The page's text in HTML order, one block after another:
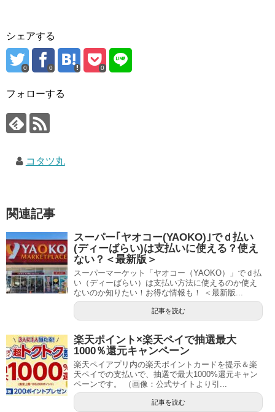
シェアする
0 0 0
フォローする
コタツ丸
関連記事
スーパー｢ヤオコー(YAOKO)｣でｄ払い
(ディーばらい)は支払いに使える？使え
ない？＜最新版＞
スーパーマーケット「ヤオコー（YAOKO）」でｄ払
い（ディーばらい）は支払い方法に使えるのか使え
ないのか知りたい！お得な情報も！ ＜最新版...
記事を読む
楽天ポイント×楽天ペイで抽選最大
1000％還元キャンペーン
楽天ペイアプリ内の楽天ポイントカードを提示＆楽
天ペイでの支払いで、抽選で最大1000%還元キャン
ペーンです。 （画像：公式サイトより引...
記事を読む